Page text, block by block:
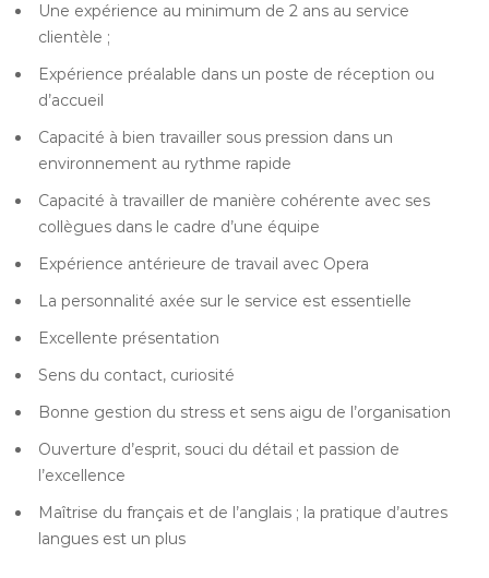
Une expérience au minimum de 2 ans au service
clientèle ;
Expérience préalable dans un poste de réception ou
d’accueil
Capacité à bien travailler sous pression dans un
environnement au rythme rapide
Capacité à travailler de manière cohérente avec ses
collègues dans le cadre d’une équipe
Expérience antérieure de travail avec Opera
La personnalité axée sur le service est essentielle
Excellente présentation
Sens du contact, curiosité
Bonne gestion du stress et sens aigu de l’organisation
Ouverture d’esprit, souci du détail et passion de
l’excellence
Maîtrise du français et de l’anglais ; la pratique d’autres
langues est un plus